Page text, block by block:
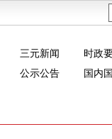
三元新闻
时政
公示公告
国内